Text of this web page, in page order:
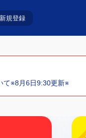
新規登録
て※8月6日9:30更新※